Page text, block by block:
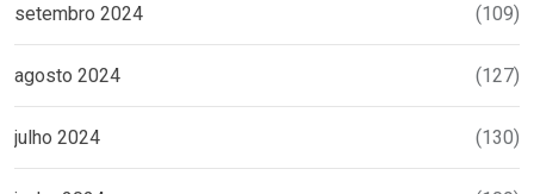
setembro 2024 (109)
agosto 2024 (127)
julho 2024 (130)